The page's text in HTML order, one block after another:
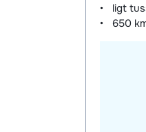
ligt
650